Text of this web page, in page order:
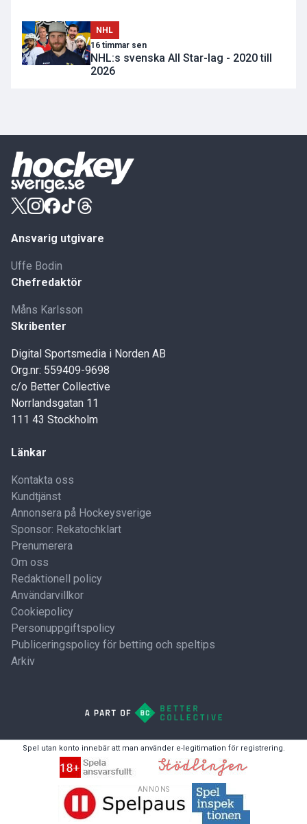
NHL
16 timmar sen
NHL:s svenska All Star-lag - 2020 till
2026
ANNONS
Ansvarig utgivare
Uffe Bodin
Chefredaktör
Måns Karlsson
Skribenter
Digital Sportsmedia i Norden AB
Org.nr: 559409-9698
c/o Better Collective
Norrlandsgatan 11
111 43 Stockholm
Länkar
Kontakta oss
Kundtjänst
Annonsera på Hockeysverige
Sponsor: Rekatochklart
Prenumerera
Om oss
Redaktionell policy
Användarvillkor
Cookiepolicy
Personuppgiftspolicy
Publiceringspolicy för betting och speltips
Arkiv
Spel utan konto innebär att man använder e-legitimation för registrering.